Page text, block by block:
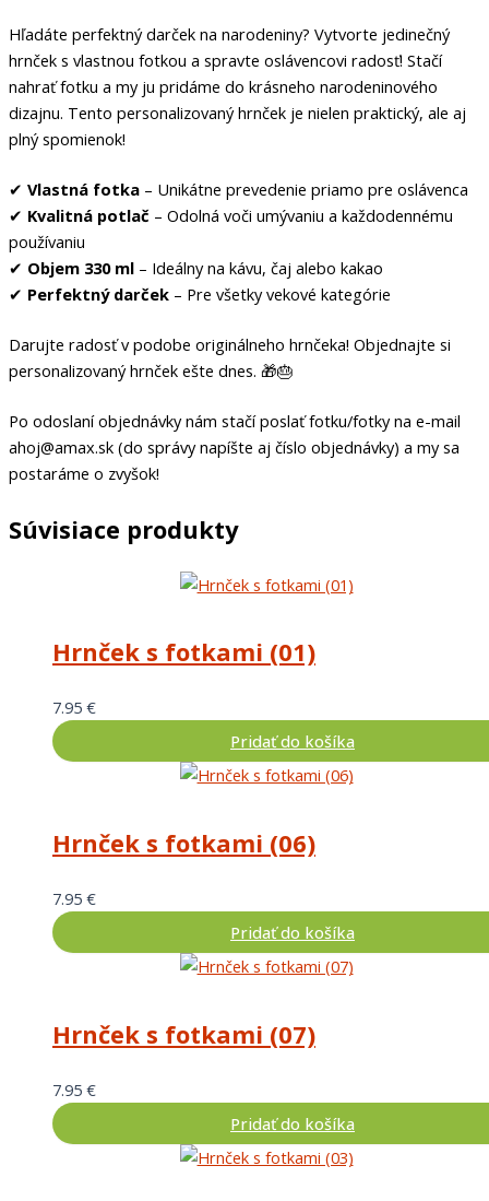
Hľadáte perfektný darček na narodeniny? Vytvorte jedinečný
hrnček s vlastnou fotkou a spravte oslávencovi radosť! Stačí
nahrať fotku a my ju pridáme do krásneho narodeninového
dizajnu. Tento personalizovaný hrnček je nielen praktický, ale aj
plný spomienok!
✔ Vlastná fotka – Unikátne prevedenie priamo pre oslávenca
✔ Kvalitná potlač – Odolná voči umývaniu a každodennému
používaniu
✔ Objem 330 ml – Ideálny na kávu, čaj alebo kakao
✔ Perfektný darček – Pre všetky vekové kategórie
Darujte radosť v podobe originálneho hrnčeka! Objednajte si
personalizovaný hrnček ešte dnes. 🎁🎂
Po odoslaní objednávky nám stačí poslať fotku/fotky na e-mail
ahoj@amax.sk (do správy napíšte aj číslo objednávky) a my sa
postaráme o zvyšok!
Súvisiace produkty
Hrnček s fotkami (01)
7.95 €
Pridať do košíka
Hrnček s fotkami (06)
7.95 €
Pridať do košíka
Hrnček s fotkami (07)
7.95 €
Pridať do košíka